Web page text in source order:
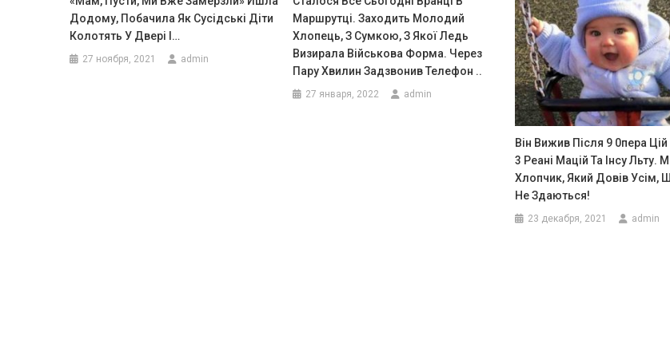
Додому, Побачила Як Сусідські Діти
Колотять У Двері I…
27 ноября, 2021 admin
Маршрутці. Заходить Молодий
Хлопець, З Сумкою, З Якої Ледь
Визирала Військова Форма. Через
Пару Хвилин Задзвонив Телефон ..
27 января, 2022 admin
Він Вижив Після 9 0пера
3 Реані Мацій Та Інсу Льту.
Хлопчик, Який Довів Усім,
Не Здаються!
23 декабря, 2021 admin